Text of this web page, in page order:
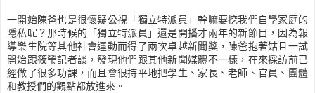
一開始陳爸也是很懷疑公視「獨立特派員」幹嘛要挖我們自學家庭的
隱私呢？那時候的「獨立特派員」還是開播才兩年的新節目，因為報
導樂生院等其他社會運動而得了兩次卓越新聞獎，陳爸抱著姑且一試
開始跟筱瑩記者談，發現他們跟其他新聞媒體不一樣，在來採訪前已
經做了很多功課，而且會很持平地把學生、家長、老師、官員、團體
和教授們的觀點都放進來。